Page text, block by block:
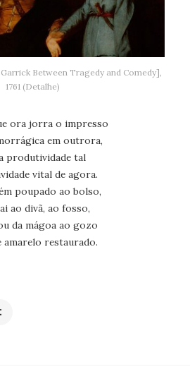
Between Tragedy and Comedy],
1761 (Detalhe)
ora jorra o impresso
em outrora,
produtividade tal
vital de agora.
poupado ao bolso,
ao divã, ao fosso,
da mágoa ao gozo
amarelo restaurado.